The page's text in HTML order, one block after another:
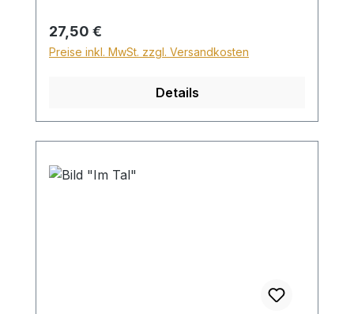
Versand ins Ausland beträgt der
Sperrgutzuschlag 30€.
Regulärer Preis:
27,50 €
Preise inkl. MwSt. zzgl. Versandkosten
Details